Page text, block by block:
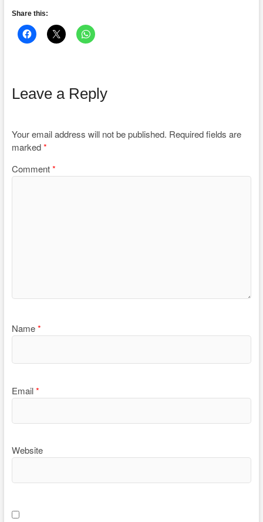
Share this:
Leave a Reply
Your email address will not be published. Required fields are
marked*
Comment*
Name*
Email*
Website